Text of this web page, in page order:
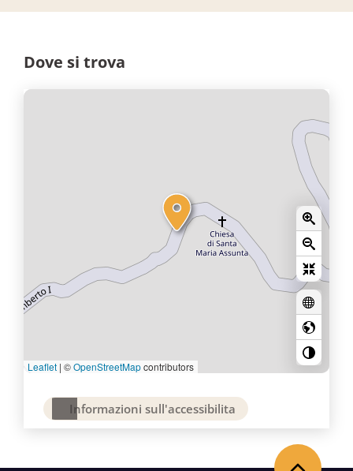
Dove si trova
Leaflet | ©OpenStreetMapcontributors
Informazioni sull'accessibilita